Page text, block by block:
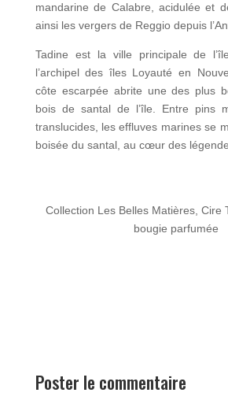
mandarine de Calabre, acidulée et
ainsi les vergers de Reggio depuis
Tadine est la ville principale de
l’archipel des îles Loyauté en
côte escarpée abrite une des plus
bois de santal de l’île. Entre pins
translucides, les effluves marines se
boisée du santal, au cœur des
Collection Les Belles Matières, Cire
bougie parfumée
Poster le commentaire